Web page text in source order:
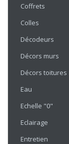
Coffrets
Colles
Décodeurs
Décors murs
Décors toitures
Eau
Echelle "0"
Eclairage
Entretien